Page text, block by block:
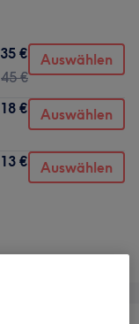
35 €
45 €
Auswählen
18 € Auswählen
13 € Auswählen